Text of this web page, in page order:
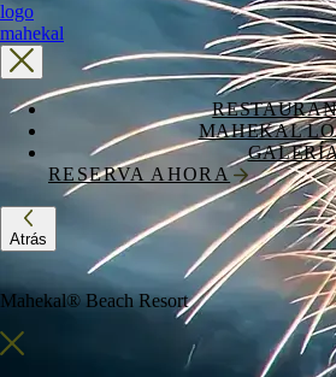
logo
mahekal
MAHEKAL
RESERVA AHORA
Atrás
Mahekal® Beach Resort